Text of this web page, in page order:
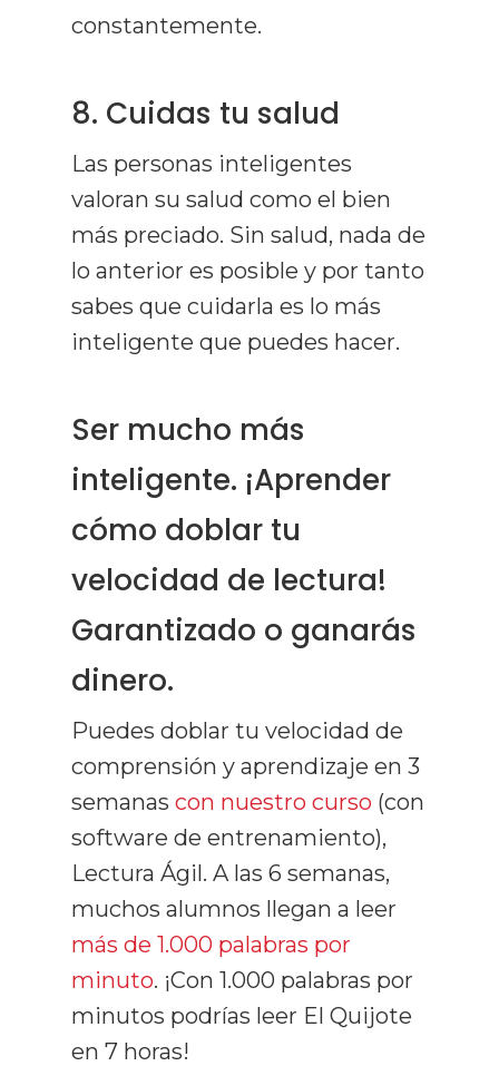
constantemente.
8. Cuidas tu salud
Las personas inteligentes
valoran su salud como el bien
más preciado. Sin salud, nada de
lo anterior es posible y por tanto
sabes que cuidarla es lo más
inteligente que puedes hacer.
Ser mucho más
inteligente. ¡Aprender
cómo doblar tu
velocidad de lectura!
Garantizado o ganarás
dinero.
Puedes doblar tu velocidad de
comprensión y aprendizaje en 3
semanas con nuestro curso (con
software de entrenamiento),
Lectura Ágil. A las 6 semanas,
muchos alumnos llegan a leer
más de 1.000 palabras por
minuto. ¡Con 1.000 palabras por
minutos podrías leer El Quijote
en 7 horas!
Rápida
Recursos
Gratuitos
Opiniones
Prensa Y
Todos Los Artículos
Lectura Rápida
Técnicas De Estudio
Comprensión
Memorización
Mentalidad
Libros
Contacto